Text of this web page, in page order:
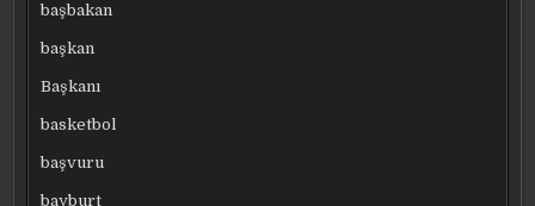
başbakan
başkan
Başkanı
basketbol
başvuru
bayburt